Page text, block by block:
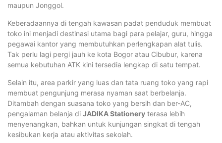
maupun Jonggol.
Keberadaannya di tengah kawasan padat penduduk membuat
toko ini menjadi destinasi utama bagi para pelajar, guru, hingga
pegawai kantor yang membutuhkan perlengkapan alat tulis.
Tak perlu lagi pergi jauh ke kota Bogor atau Cibubur, karena
semua kebutuhan ATK kini tersedia lengkap di satu tempat.
Selain itu, area parkir yang luas dan tata ruang toko yang rapi
membuat pengunjung merasa nyaman saat berbelanja.
Ditambah dengan suasana toko yang bersih dan ber-AC,
pengalaman belanja di JADIKA Stationery terasa lebih
menyenangkan, bahkan untuk kunjungan singkat di tengah
kesibukan kerja atau aktivitas sekolah.